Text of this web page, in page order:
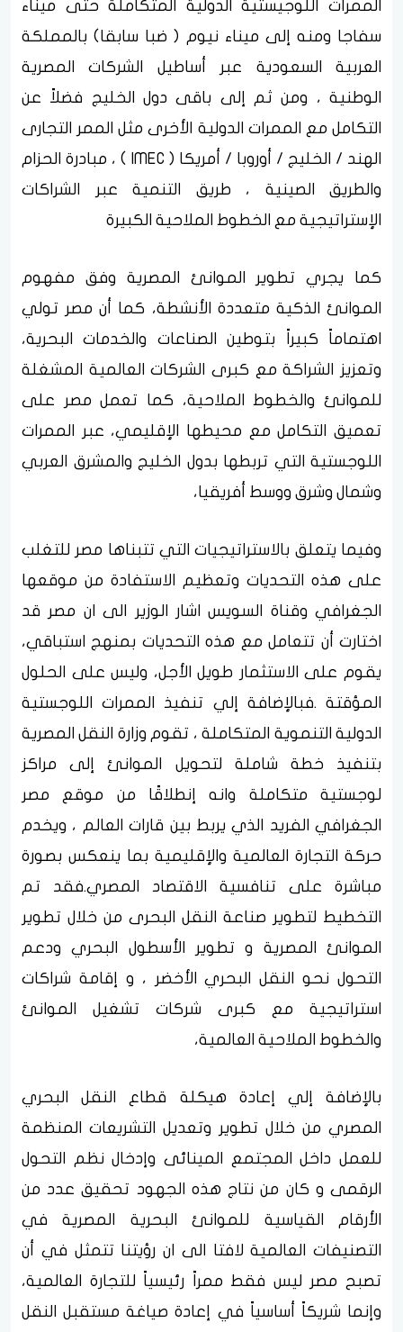
الممرات اللوجيستية الدولية المتكاملة حتى ميناء
سفاجا ومنه إلى ميناء نيوم ( ضبا سابقا) بالمملكة
العربية السعودية عبر أساطيل الشركات المصرية
الوطنية ، ومن ثم إلى باقى دول الخليج فضلاً عن
التكامل مع الممرات الدولية الأخرى مثل الممر التجارى
الهند / الخليج / أوروبا / أمريكا ( IMEC ) ، مبادرة الحزام
والطريق الصينية ، طريق التنمية عبر الشراكات
الإستراتيجية مع الخطوط الملاحية الكبيرة
كما يجري تطوير الموانئ المصرية وفق مفهوم
الموانئ الذكية متعددة الأنشطة، كما أن مصر تولي
اهتماماً كبيراً بتوطين الصناعات والخدمات البحرية،
وتعزيز الشراكة مع كبرى الشركات العالمية المشغلة
للموانئ والخطوط الملاحية، كما تعمل مصر على
تعميق التكامل مع محيطها الإقليمي، عبر الممرات
اللوجستية التي تربطها بدول الخليج والمشرق العربي
وشمال وشرق ووسط أفريقيا،
وفيما يتعلق بالاستراتيجيات التي تتبناها مصر للتغلب
على هذه التحديات وتعظيم الاستفادة من موقعها
الجغرافي وقناة السويس اشار الوزير الى ان مصر قد
اختارت أن تتعامل مع هذه التحديات بمنهج استباقي،
يقوم على الاستثمار طويل الأجل، وليس على الحلول
المؤقتة .فبالإضافة إلي تنفيذ الممرات اللوجستية
الدولية التنموية المتكاملة ، تقوم وزارة النقل المصرية
بتنفيذ خطة شاملة لتحويل الموانئ إلى مراكز
لوجستية متكاملة وانه إنطلاقًا من موقع مصر
الجغرافي الفريد الذي يربط بين قارات العالم ، ويخدم
حركة التجارة العالمية والإقليمية بما ينعكس بصورة
مباشرة على تنافسية الاقتصاد المصري.فقد تم
التخطيط لتطوير صناعة النقل البحرى من خلال تطوير
الموانئ المصرية و تطوير الأسطول البحري ودعم
التحول نحو النقل البحري الأخضر ، و إقامة شراكات
استراتيجية مع كبرى شركات تشغيل الموانئ
والخطوط الملاحية العالمية،
بالإضافة إلي إعادة هيكلة قطاع النقل البحري
المصري من خلال تطوير وتعديل التشريعات المنظمة
للعمل داخل المجتمع المينائى وإدخال نظم التحول
الرقمى و كان من نتاج هذه الجهود تحقيق عدد من
الأرقام القياسية للموانئ البحرية المصرية في
التصنيفات العالمية لافتا الى ان رؤيتنا تتمثل في أن
تصبح مصر ليس فقط ممراً رئيسياً للتجارة العالمية،
وإنما شريكاً أساسياً في إعادة صياغة مستقبل النقل